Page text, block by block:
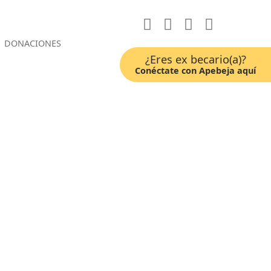
DONACIONES
¿Eres ex becario(a)?
Conéctate con Apebeja aquí